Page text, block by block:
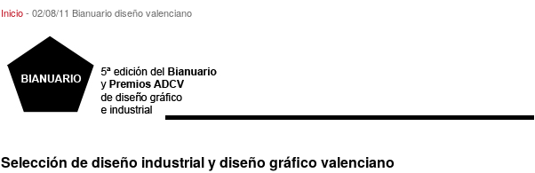
02/08/11 Bianuario diseño valenciano
Inicio- 02/08/11 Bianuario diseño valenciano
Selección de diseño industrial y diseño gráfico valenciano